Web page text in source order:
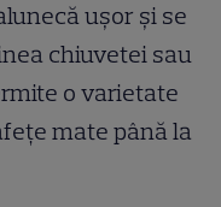
ușor și se
chiuvetei sau
o varietate
mate până la